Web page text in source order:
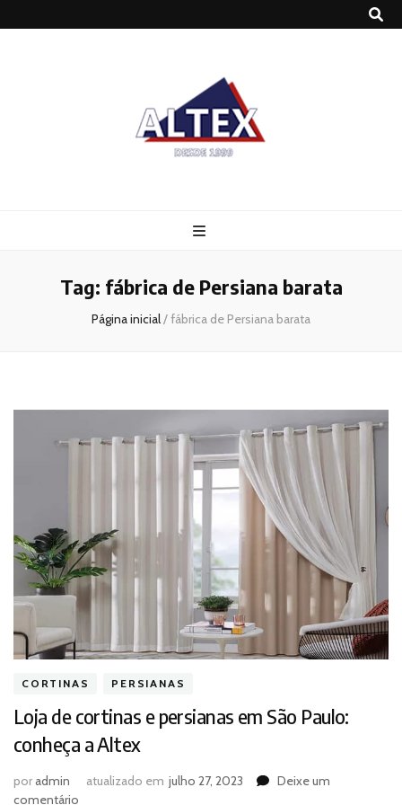
Tag: fábrica de Persiana barata
Página inicial/fábrica de Persiana barata
CORTINAS PERSIANAS
Loja de cortinas e persianas em São Paulo:
conheça a Altex
poradmin atualizado em julho 27, 2023
Deixe um
comentário